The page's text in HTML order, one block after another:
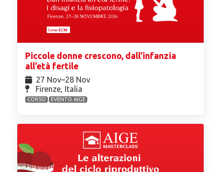
Piccole donne crescono, dall’infanzia
all’età fertile
27 Nov⁠–28 Nov
Firenze, Italia
CORSO EVENTO AIGE